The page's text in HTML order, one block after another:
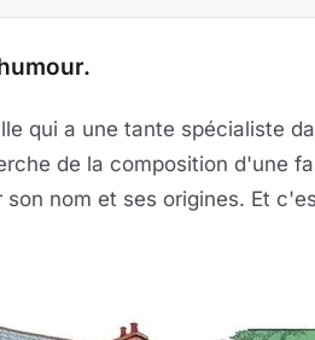
qui a une tante spécialiste
de la composition d'une
son nom et ses origines. Et